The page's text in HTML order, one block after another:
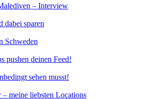
– Interview
dabei sparen
Schweden
pushen deinen Feed!
sehen musst!
meine liebsten Locations